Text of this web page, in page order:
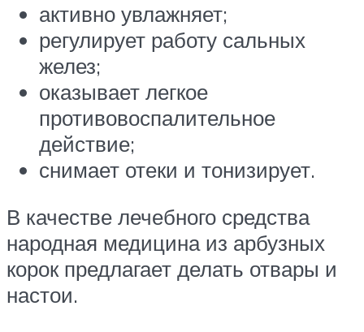
активно увлажняет;
регулирует работу сальных
желез;
оказывает легкое
противовоспалительное
действие;
снимает отеки и тонизирует.
В качестве лечебного средства
народная медицина из арбузных
корок предлагает делать отвары и
настои.